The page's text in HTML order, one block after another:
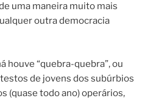
uma maneira muito mais
outra democracia
houve “quebra-quebra”, ou
de jovens dos subúrbios
(quase todo ano) operários,